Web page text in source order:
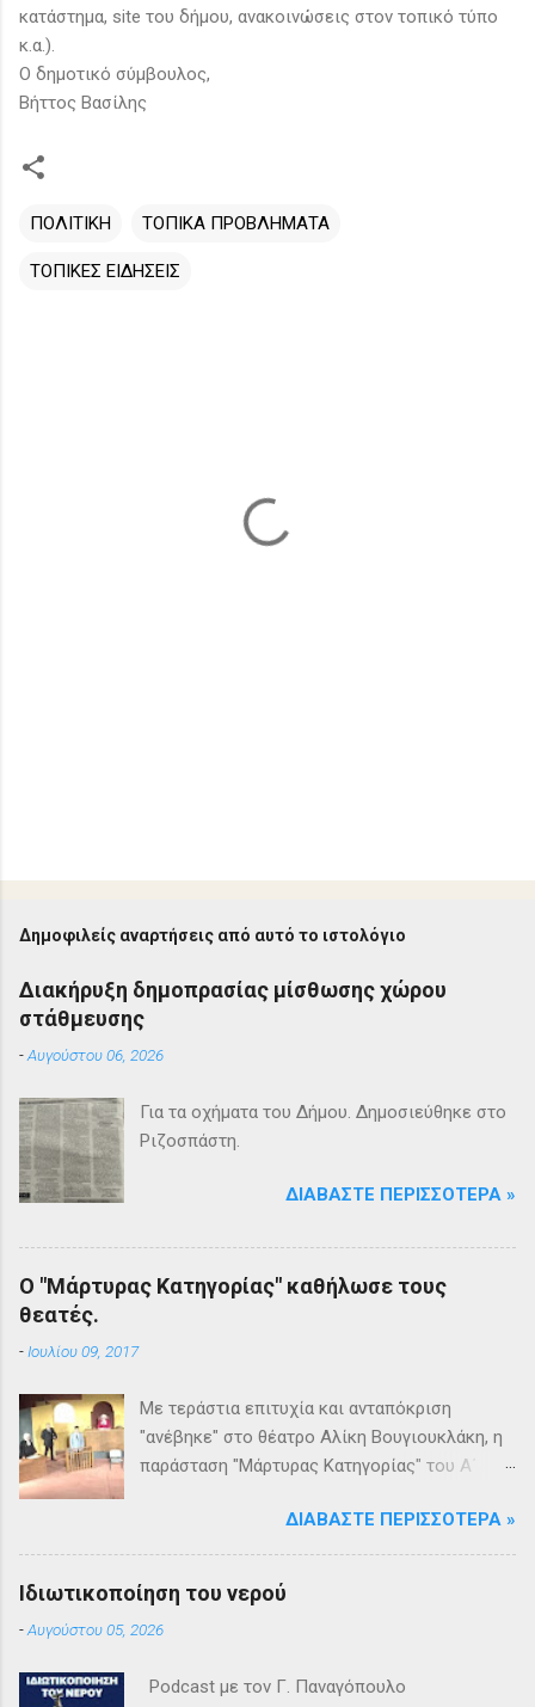
κατάστημα, site του δήμου, ανακοινώσεις στον τοπικό τύπο
κ.α.).
Ο δημοτικό σύμβουλος,
Βήττος Βασίλης
ΠΟΛΙΤΙΚΗ ΤΟΠΙΚΑ ΠΡΟΒΛΗΜΑΤΑ
ΤΟΠΙΚΕΣ ΕΙΔΗΣΕΙΣ
Δημοφιλείς αναρτήσεις από αυτό το ιστολόγιο
Διακήρυξη δημοπρασίας μίσθωσης χώρου
στάθμευσης
-Αυγούστου 06, 2026
Για τα οχήματα του Δήμου. Δημοσιεύθηκε στο
Ριζοσπάστη.
ΔΙΑΒΆΣΤΕ ΠΕΡΙΣΣΌΤΕΡΑ »
Ο "Μάρτυρας Κατηγορίας" καθήλωσε τους
θεατές.
-Ιουλίου 09, 2017
Με τεράστια επιτυχία και ανταπόκριση
"ανέβηκε" στο θέατρο Αλίκη Βουγιουκλάκη, η
παράσταση "Μάρτυρας Κατηγορίας" του Α΄
Βριλησσίων. Το θέατρο γέμισε και πάνω από
1500 θεατές και τις δύο βραδιές απόλαυσαν
κυριολεκτικά μία σπουδαία παράσταση
υψηλής δραματουργίας. Το έργο της Αγκάθα
Κρίστι καθήλωσε τους θεατρόφιλους σε όλη
πλοκή, οι μεγάλες ανατροπές και ένα
ΔΙΑΒΆΣΤΕ ΠΕΡΙΣΣΌΤΕΡΑ »
Ιδιωτικοποίηση του νερού
-Αυγούστου 05, 2026
Podcast με τον Γ. Παναγόπουλο